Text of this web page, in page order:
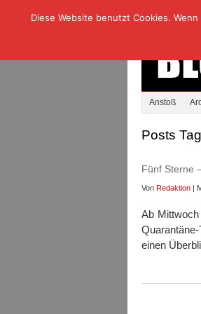
Anstoß
Posts
Fünf Sterne
Von Redaktion |
Ab
einen
Diese Website benutzt Cookies.